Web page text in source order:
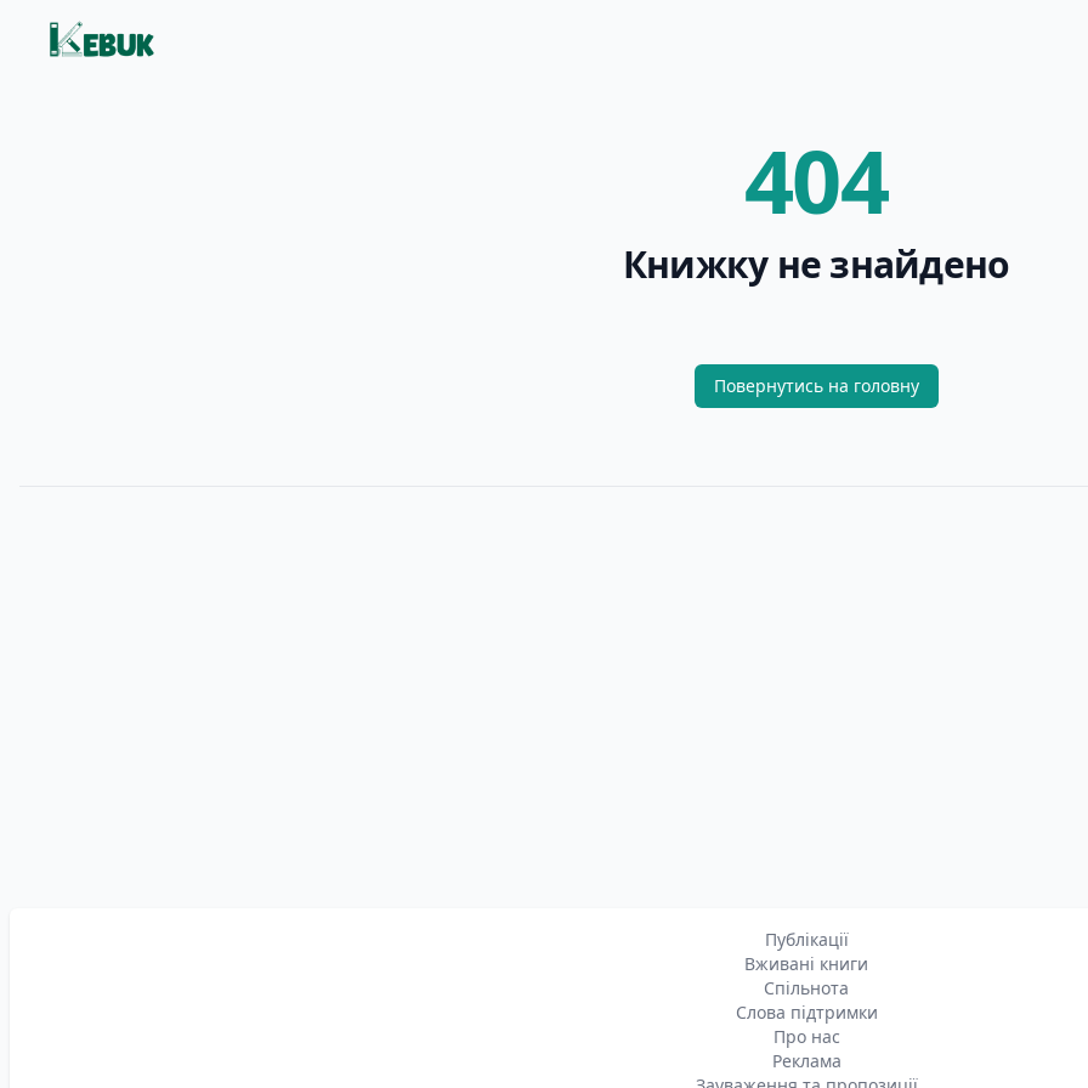
404
Книжку не знайдено
Повернутись на головну
Публікації
Вживані книги
Спільнота
Слова підтримки
Про нас
Реклама